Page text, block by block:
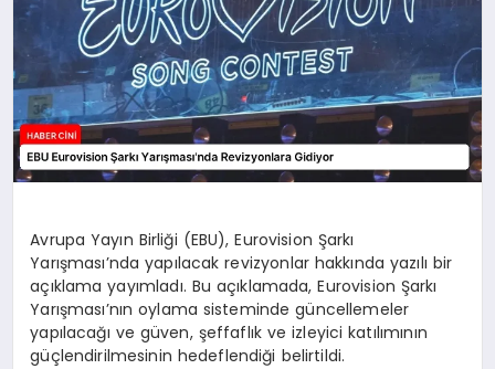
YEREL HABERLER
GÜNDEM
Avrupa Yayın Birliği (EBU), Eurovision Şarkı
Yarışması’nda yapılacak revizyonlar hakkında yazılı bir
açıklama yayımladı. Bu açıklamada, Eurovision Şarkı
Yarışması’nın oylama sisteminde güncellemeler
yapılacağı ve güven, şeffaflık ve izleyici katılımının
güçlendirilmesinin hedeflendiği belirtildi.